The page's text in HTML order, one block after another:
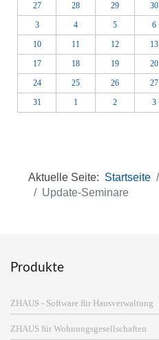
27 28 29 30
3
4 5 6
10
11 12 13
17
18 19 20
24
25 26 27
31
1 2 3
Aktuelle Seite: Startseite
Update-Seminare
Produkte
ZHAUS - Software für Hausverwaltung
ZHAUS für Wohnungsgesellschaften